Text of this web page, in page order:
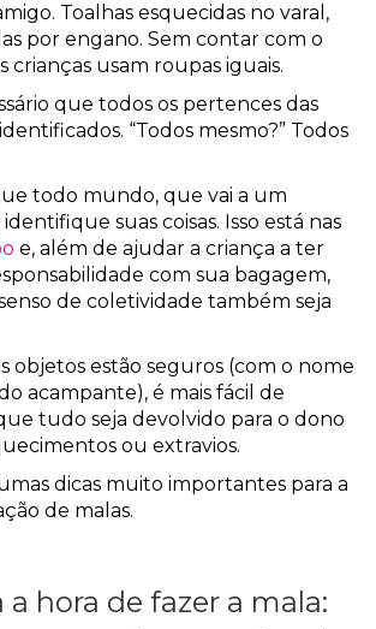
Toalhas esquecidas no varal,
por engano. Sem contar com o
usam roupas iguais.
que todos os pertences das
“Todos mesmo?” Todos
todo mundo, que vai a um
suas coisas. Isso está nas
e, além de ajudar a criança a ter
com sua bagagem,
de coletividade também seja
objetos estão seguros (com o nome
acampante), é mais fácil de
tudo seja devolvido para o dono
ou extravios.
dicas muito importantes para a
de malas.
a hora de fazer a mala: